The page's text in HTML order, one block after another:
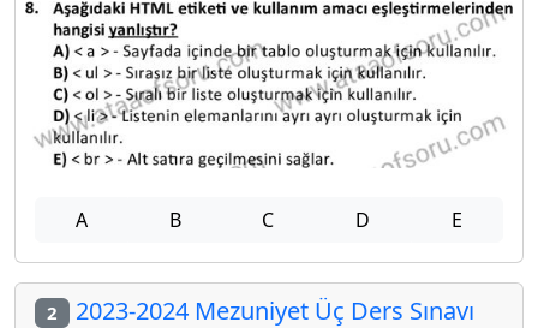
A B C D E
2 2023-2024 Mezuniyet Üç Ders Sınavı